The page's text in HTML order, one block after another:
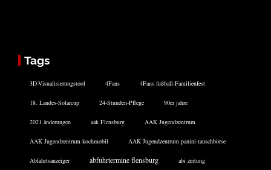
Tags
3D-Visualisierungstool 4Fans 4Fans fußball-Familienfest
18. Landes-Solarcup 24-Stunden-Pflege 90er jahre
2021 änderungen aak Flensburg AAK Jugendzentrum
AAK Jugendzentrum kochmobil AAK Jugendzentrum panini-tauschbörse
Abfahrtsanzeiger abfuhrtermine flensburg abi zeitung